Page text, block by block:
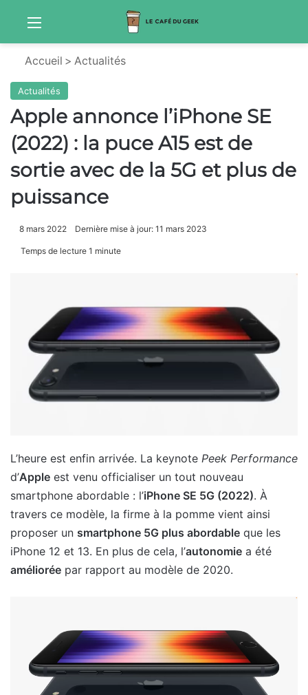
Menu
Accueil > Actualités
Actualités
Apple annonce l’iPhone SE
(2022) : la puce A15 est de
sortie avec de la 5G et plus de
puissance
8 mars 2022 Dernière mise à jour: 11 mars 2023
Temps de lecture 1 minute
L’heure est enfin arrivée. La keynote Peek Performance
d’Apple est venu officialiser un tout nouveau
smartphone abordable : l’iPhone SE 5G (2022). À
travers ce modèle, la firme à la pomme vient ainsi
proposer un smartphone 5G plus abordable que les
iPhone 12 et 13. En plus de cela, l’autonomie a été
améliorée par rapport au modèle de 2020.